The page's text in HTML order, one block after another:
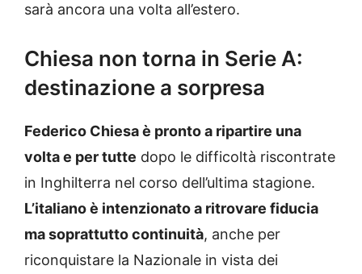
sarà ancora una volta all’estero.
Chiesa non torna in Serie A:
destinazione a sorpresa
Federico Chiesa è pronto a ripartire una
volta e per tutte dopo le difficoltà riscontrate
in Inghilterra nel corso dell’ultima stagione.
L’italiano è intenzionato a ritrovare fiducia
ma soprattutto continuità, anche per
riconquistare la Nazionale in vista dei